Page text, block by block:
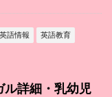
語情報 英語教育
ル詳細・乳幼児